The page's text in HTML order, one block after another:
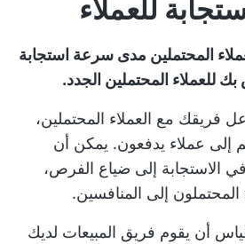
المحتملين مدى سرعة استجابة
للعملاء المحتملين الجدد.
فريقك مع العملاء المحتملين،
إلى عملاء يدفعون. يمكن أن
الاستجابة إلى ضياع الفرص،
إلى المنافسين.
أن يقوم فريق المبيعات لديك